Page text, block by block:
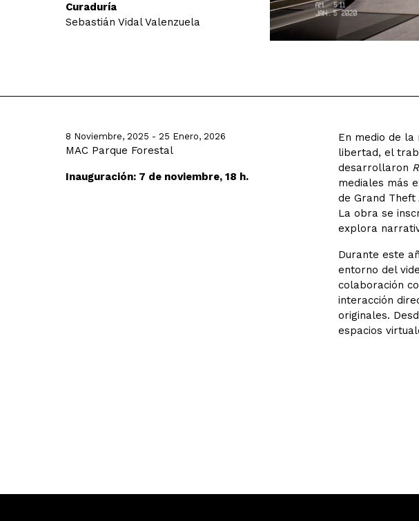
Curaduría
Sebastián Vidal Valenzuela
8 Noviembre, 2025 - 25 Enero, 2026
MAC Parque Forestal
Inauguración: 7 de noviembre, 18 h.
En medio de
libertad, el
desarrollaron
mediales más
de Grand
La obra se
explora
Durante este
entorno del
colaboración
interacción
originales.
espacios